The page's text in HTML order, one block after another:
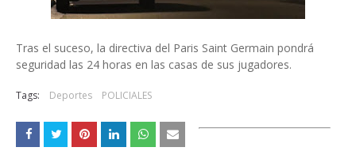
Tras el suceso, la directiva del Paris Saint Germain pondrá
seguridad las 24 horas en las casas de sus jugadores.
Tags: Deportes POLICIALES